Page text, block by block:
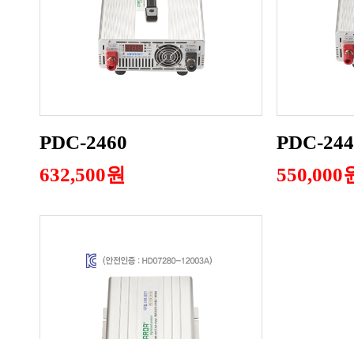
PDC-2460
632,500원
PDC-
550,000